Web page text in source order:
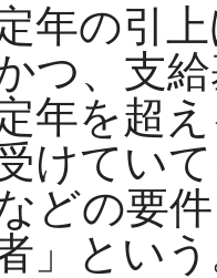
の引上
つ、支
年を超
けてい
どの要
」とい